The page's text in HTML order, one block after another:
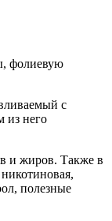
фолиевую
с
из него
и жиров. Также в
полезные